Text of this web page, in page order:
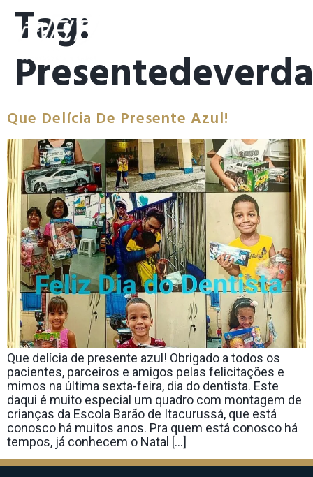
Tag:
Que Delícia De Presente Azul!
Que delícia de presente azul! Obrigado a todos os
pacientes, parceiros e amigos pelas felicitações e
mimos na última sexta-feira, dia do dentista. Este
daqui é muito especial um quadro com montagem de
crianças da Escola Barão de Itacurussá, que está
conosco há muitos anos. Pra quem está conosco há
tempos, já conhecem o Natal […]